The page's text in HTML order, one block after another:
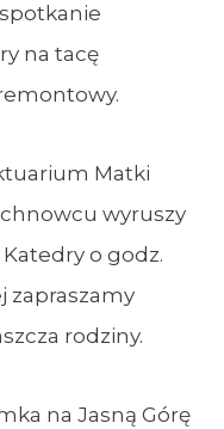
na tacę
Matki
wyruszy
o godz.
zapraszamy
rodziny.
na Jasną Górę